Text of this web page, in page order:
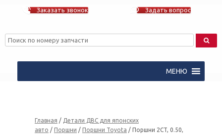
Заказать звонок Задать вопрос
МЕНЮ
Главная / Детали ДВС для японских
авто / Поршни / Поршни Toyota / Поршни 2CT, 0.50,